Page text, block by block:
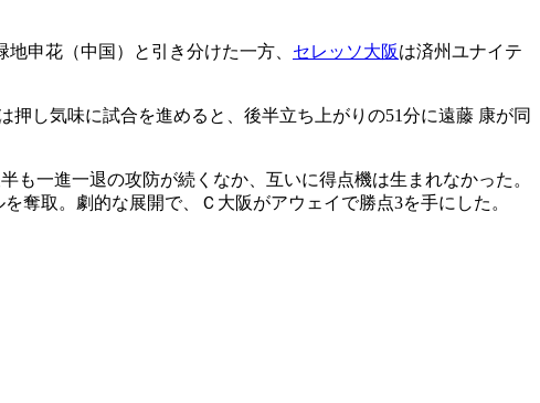
地申花（中国）と引き分けた一方、 セレッソ大阪は済州ユナイテ
し気味に試合を進めると、後半立ち上がりの51分に遠藤 康が同
一進一退の攻防が続くなか、互いに得点機は生まれなかった。
奪取。劇的な展開で、Ｃ大阪がアウェイで勝点3を手にした。